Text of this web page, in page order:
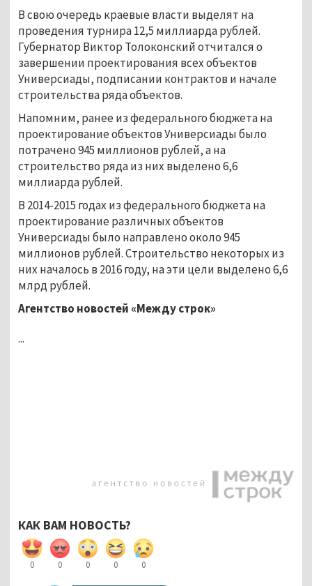
В свою очередь краевые власти выделят на
проведения турнира 12,5 миллиарда рублей.
Губернатор Виктор Толоконский отчитался о
завершении проектирования всех объектов
Универсиады, подписании контрактов и начале
строительства ряда объектов.
Напомним, ранее из федерального бюджета на
проектирование объектов Универсиады было
потрачено 945 миллионов рублей, а на
строительство ряда из них выделено 6,6
миллиарда рублей.
В 2014-2015 годах из федерального бюджета на
проектирование различных объектов
Универсиады было направлено около 945
миллионов рублей. Строительство некоторых из
них началось в 2016 году, на эти цели выделено 6,6
млрд рублей.
Агентство новостей «Между строк»
...
КАК ВАМ НОВОСТЬ?
0 0 0 0 0